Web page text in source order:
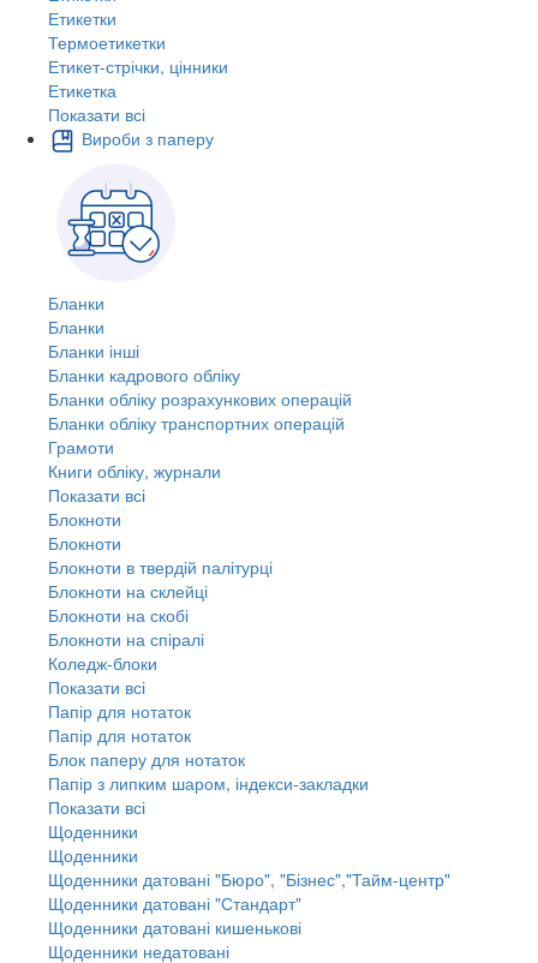
Етикетки
Термоетикетки
Етикет-стрічки, цінники
Етикетка
Показати всі
Вироби з паперу
Бланки
Бланки
Бланки інші
Бланки кадрового обліку
Бланки обліку розрахункових операцій
Бланки обліку транспортних операцій
Грамоти
Книги обліку, журнали
Показати всі
Блокноти
Блокноти
Блокноти в твердій палітурці
Блокноти на склейці
Блокноти на скобі
Блокноти на спіралі
Коледж-блоки
Показати всі
Папір для нотаток
Папір для нотаток
Блок паперу для нотаток
Папір з липким шаром, індекси-закладки
Показати всі
Щоденники
Щоденники
Щоденники датовані "Бюро", "Бізнес","Тайм-центр"
Щоденники датовані "Стандарт"
Щоденники датовані кишенькові
Щоденники недатовані